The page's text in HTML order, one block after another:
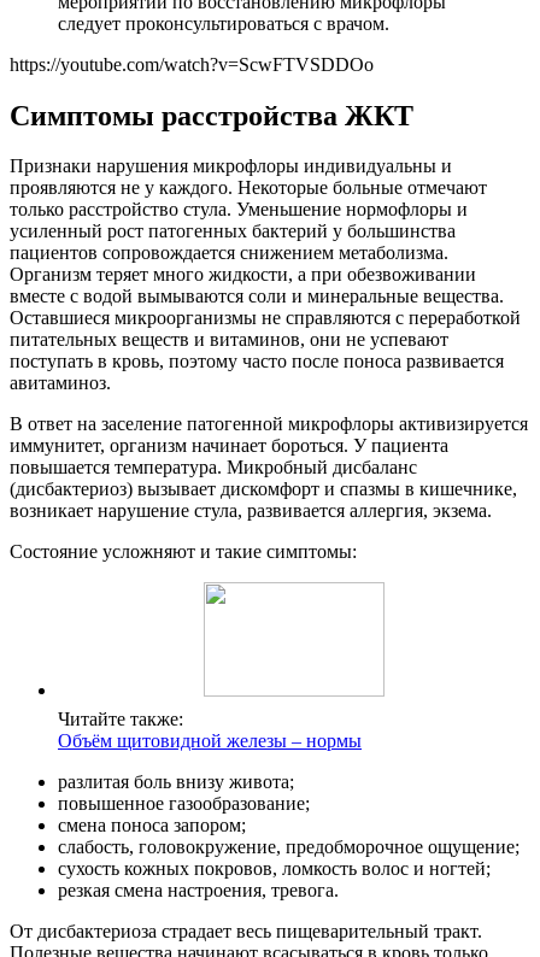
следует проконсультироваться с врачом.
https://youtube.com/watch?v=ScwFTVSDDOo
Симптомы расстройства ЖКТ
Признаки нарушения микрофлоры индивидуальны и
проявляются не у каждого. Некоторые больные отмечают
только расстройство стула. Уменьшение нормофлоры и
усиленный рост патогенных бактерий у большинства
пациентов сопровождается снижением метаболизма.
Организм теряет много жидкости, а при обезвоживании
вместе с водой вымываются соли и минеральные вещества.
Оставшиеся микроорганизмы не справляются с переработкой
питательных веществ и витаминов, они не успевают
поступать в кровь, поэтому часто после поноса развивается
авитаминоз.
В ответ на заселение патогенной микрофлоры активизируется
иммунитет, организм начинает бороться. У пациента
повышается температура. Микробный дисбаланс
(дисбактериоз) вызывает дискомфорт и спазмы в кишечнике,
возникает нарушение стула, развивается аллергия, экзема.
Состояние усложняют и такие симптомы:
Читайте также:
Объём щитовидной железы – нормы
разлитая боль внизу живота;
повышенное газообразование;
смена поноса запором;
слабость, головокружение, предобморочное ощущение;
сухость кожных покровов, ломкость волос и ногтей;
резкая смена настроения, тревога.
От дисбактериоза страдает весь пищеварительный тракт.